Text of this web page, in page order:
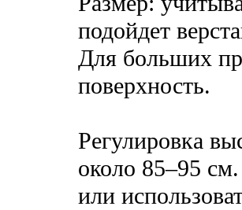
подойдет
Для больших
поверхность.
Регулировка
около 85–95
или